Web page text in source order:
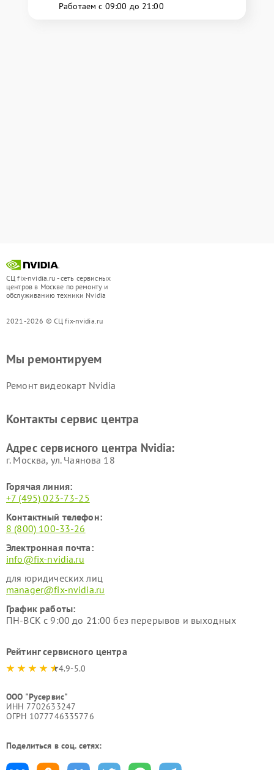
Работаем с 09:00 до 21:00
СЦ fix-nvidia.ru - сеть сервисных
центров в Москве по ремонту и
обслуживанию техники Nvidia
2021-2026 © СЦ fix-nvidia.ru
Мы ремонтируем
Ремонт видеокарт Nvidia
Контакты сервис центра
Адрес сервисного центра Nvidia:
г. Москва, ул. Чаянова 18
Горячая линия:
+7 (495) 023-73-25
Контактный телефон:
8 (800) 100-33-26
Электронная почта:
info@fix-nvidia.ru
для юридических лиц
manager@fix-nvidia.ru
График работы:
ПН-ВСК с 9:00 до 21:00 без перерывов и выходных
Рейтинг сервисного центра
4.9-5.0
ООО "Русервис"
ИНН 7702633247
ОГРН 1077746335776
Поделиться в соц. сетях: